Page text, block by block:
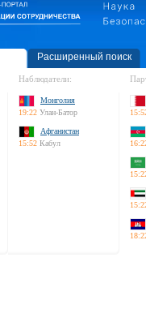
Расширенный поиск
Наблюдатели:
Монголия
19:22 Улан-Батор
Афганистан
15:52 Кабул